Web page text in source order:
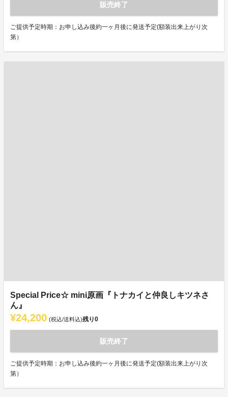
販売終了
ご提供予定時期：お申し込み後約一ヶ月後に発送予定(額装出来上がり次
第）
Special Price☆ mini原画『トナカイと仲良しキツネさ
ん』
¥24,200 (税込/送料込)残り0
販売終了
ご提供予定時期：お申し込み後約一ヶ月後に発送予定(額装出来上がり次
第）